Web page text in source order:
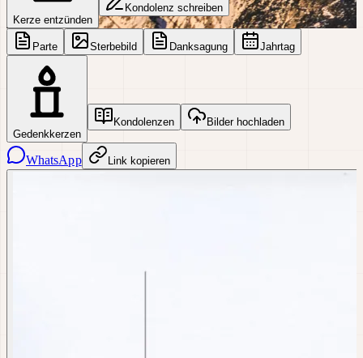
Kerze entzünden
Kondolenz schreiben
Parte Sterbebild Danksagung Jahrtag
Gedenkkerzen
Kondolenzen Bilder hochladen
WhatsApp Link kopieren